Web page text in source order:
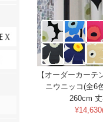
【オーダーカー
ニウニッコ(全6
260cm